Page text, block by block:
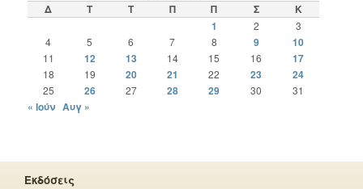
Δ Τ Τ Π Π Σ
Κ
1
2
3
4
5 6 7 8 9 10
11 12 13 14 15 16 17
18 19 20 21 22 23 24
25 26 27 28 29 30 31
« Ιούν Αυγ »
Εκδόσεις